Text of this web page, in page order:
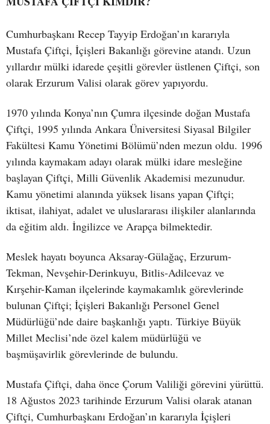
Cumhurbaşkanı Recep Tayyip Erdoğan’ın kararıyla
Mustafa Çiftçi, İçişleri Bakanlığı görevine atandı. Uzun
yıllardır mülki idarede çeşitli görevler üstlenen Çiftçi, son
olarak Erzurum Valisi olarak görev yapıyordu.
1970 yılında Konya’nın Çumra ilçesinde doğan Mustafa
Çiftçi, 1995 yılında Ankara Üniversitesi Siyasal Bilgiler
Fakültesi Kamu Yönetimi Bölümü’nden mezun oldu. 1996
yılında kaymakam adayı olarak mülki idare mesleğine
başlayan Çiftçi, Milli Güvenlik Akademisi mezunudur.
Kamu yönetimi alanında yüksek lisans yapan Çiftçi;
iktisat, ilahiyat, adalet ve uluslararası ilişkiler alanlarında
da eğitim aldı. İngilizce ve Arapça bilmektedir.
Meslek hayatı boyunca Aksaray-Gülağaç, Erzurum-
Tekman, Nevşehir-Derinkuyu, Bitlis-Adilcevaz ve
Kırşehir-Kaman ilçelerinde kaymakamlık görevlerinde
bulunan Çiftçi; İçişleri Bakanlığı Personel Genel
Müdürlüğü’nde daire başkanlığı yaptı. Türkiye Büyük
Millet Meclisi’nde özel kalem müdürlüğü ve
başmüşavirlik görevlerinde de bulundu.
Mustafa Çiftçi, daha önce Çorum Valiliği görevini yürüttü.
18 Ağustos 2023 tarihinde Erzurum Valisi olarak atanan
Çiftçi, Cumhurbaşkanı Erdoğan’ın kararıyla İçişleri